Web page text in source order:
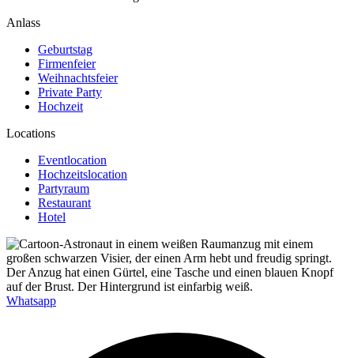
Anlass
Geburtstag
Firmenfeier
Weihnachtsfeier
Private Party
Hochzeit
Locations
Eventlocation
Hochzeitslocation
Partyraum
Restaurant
Hotel
Whatsapp